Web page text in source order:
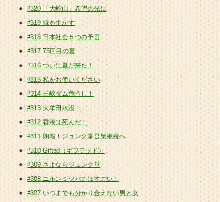
#320 「大蛇山」希望の光に
#319 縁を生かす
#318 日本社会５つの予言
#317 75回目の夏
#316 ついに夏が来た！
#315 私をお使いください
#314 三峡ダム危うし！
#313 大牟田水没！
#312 香港は死んだ！
#311 朗報！ジュンク堂営業継続へ
#310 Gifted（ギフテッド）
#309 さよならジュンク堂
#308 ニホンミツバチはすごい！
#307 いつまでも分かり合えない男と女